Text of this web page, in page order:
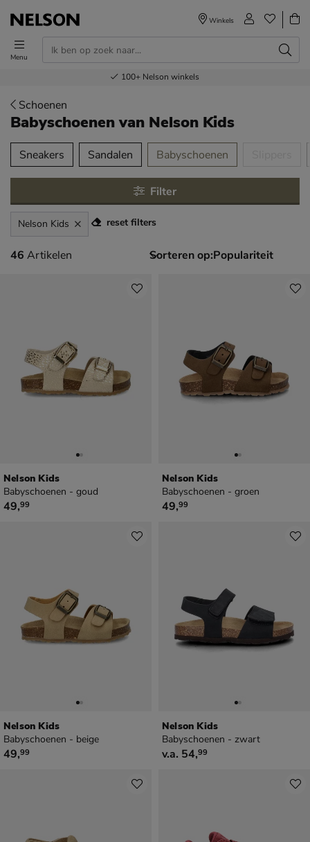
Menu
Winkels
Voor 23.00u besteld,volgende dag in huis
Gratisverzending en retour
Bestel nu,betaal later
100+ Nelson winkels
Schoenen
Babyschoenenvan Nelson Kids
over
Sneakers Sandalen Babyschoenen
Filter
Nelson Kids reset filters
46 artikelen
46 Artikelen Sorteren op:
Nelson Kids
Babyschoenen - goud
€ 49,99
49,99
Nelson Kids
Babyschoenen - groen
€ 49,99
49,99
Nelson Kids
Babyschoenen - beige
€ 49,99
49,99
Nelson Kids
Babyschoenen - zwart
vanaf € 54,99
v.a. 54,99